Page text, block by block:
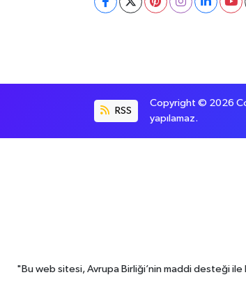
RSS
Copyright © 2026
yapılamaz.
"Bu web sitesi, Avrupa Birliği’nin maddi desteği